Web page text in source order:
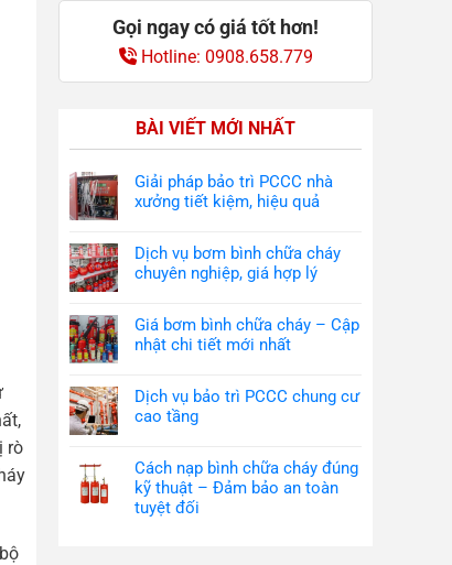
rò
Gọi ngay có giá tốt hơn!
Hotline: 0908.658.779
BÀI VIẾT MỚI NHẤT
Giải pháp bảo trì PCCC nhà
xưởng tiết kiệm, hiệu quả
Dịch vụ bơm bình chữa cháy
chuyên nghiệp, giá hợp lý
Giá bơm bình chữa cháy – Cập
nhật chi tiết mới nhất
Dịch vụ bảo trì PCCC chung cư
cao tầng
Cách nạp bình chữa cháy đúng
kỹ thuật – Đảm bảo an toàn
tuyệt đối